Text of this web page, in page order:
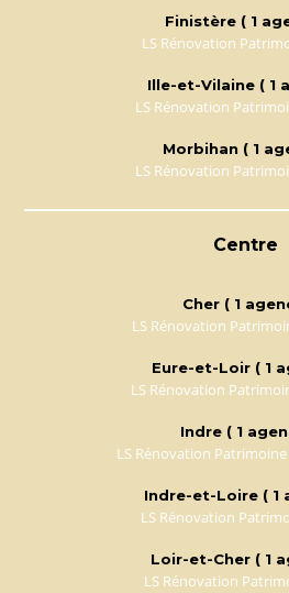
Finistère ( 1
LS Rénovation
Ille-et-Vilaine ( 1
LS Rénovation
Morbihan ( 1
LS Rénovation
Centre
Cher ( 1
LS Rénovation
Eure-et-Loir ( 1
LS Rénovation
Indre ( 1
LS Rénovation
Indre-et-Loire ( 1
LS Rénovation
Loir-et-Cher ( 1
LS Rénovation